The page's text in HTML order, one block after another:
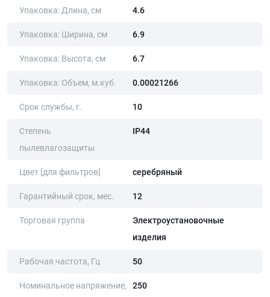
Упаковка: Длина, cм 4.6
Упаковка: Ширина, cм 6.9
Упаковка: Высота, cм 6.7
Упаковка: Объем, м.куб. 0.00021266
Срок службы, г. 10
Степень
пылевлагозащиты
IP44
Цвет [для фильтров] серебряный
Гарантийный срок, мес. 12
Торговая группа
Электроустановочные
изделия
Рабочая частота, Гц 50
Номинальное напряжение,
250